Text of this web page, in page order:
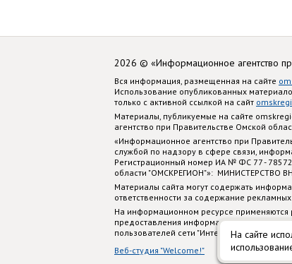
На сайте
2026 © «Информационное агентство
Вся информация, размещенная на сайте
Использование опубликованных
только с активной ссылкой на сайт
Материалы, публикуемые на сайте
агентство при Правительстве Омской
«Информационное агентство при
службой по надзору в сфере связи,
Регистрационный номер ИА № ФС 77 -
области "ОМСКРЕГИОН"»: МИНИСТЕРСТВО
Материалы сайта могут содержать
ответственности за содержание
На информационном ресурсе
предоставления информации на основе
пользователей сети "Интернет",
Веб-студия "Welcome!"